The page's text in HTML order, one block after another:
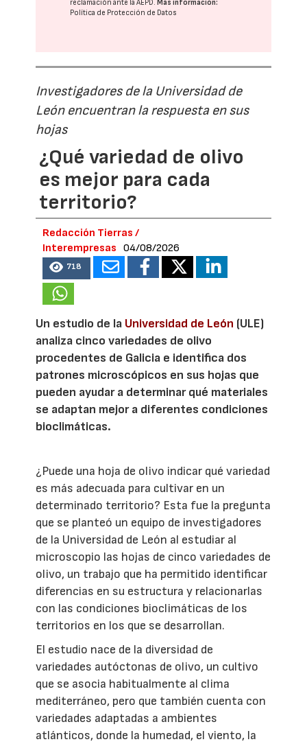
reclamación ante laAEPD. Más información:
Política de Protección de Datos
Investigadores de la Universidad de
León encuentran la respuesta en sus
hojas
¿Qué variedad de olivo
es mejor para cada
territorio?
Redacción Tierras /
Interempresas
04/08/2026
718
Un estudio de la Universidad de León (ULE)
analiza cinco variedades de olivo
procedentes de Galicia e identifica dos
patrones microscópicos en sus hojas que
pueden ayudar a determinar qué materiales
se adaptan mejor a diferentes condiciones
bioclimáticas.
¿Puede una hoja de olivo indicar qué variedad
es más adecuada para cultivar en un
determinado territorio? Esta fue la pregunta
que se planteó un equipo de investigadores
de la Universidad de León al estudiar al
microscopio las hojas de cinco variedades de
olivo, un trabajo que ha permitido identificar
diferencias en su estructura y relacionarlas
con las condiciones bioclimáticas de los
territorios en los que se desarrollan.
El estudio nace de la diversidad de
variedades autóctonas de olivo, un cultivo
que se asocia habitualmente al clima
mediterráneo, pero que también cuenta con
variedades adaptadas a ambientes
atlánticos, donde la humedad, el viento, la